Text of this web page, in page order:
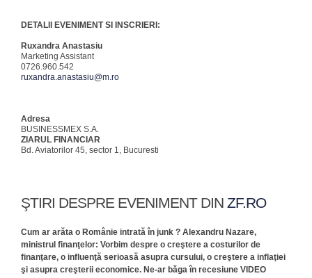
DETALII EVENIMENT SI INSCRIERI:
Ruxandra Anastasiu
Marketing Assistant
0726.960.542
ruxandra.anastasiu@m.ro
Adresa
BUSINESSMEX S.A.
ZIARUL FINANCIAR
Bd. Aviatorilor 45, sector 1, Bucuresti
ŞTIRI DESPRE EVENIMENT DIN ZF.RO
Cum ar arăta o Românie intrată în junk ? Alexandru Nazare,
ministrul finanţelor: Vorbim despre o creştere a costurilor de
finanţare, o influenţă serioasă asupra cursului, o creştere a inflaţiei
şi asupra creşterii economice. Ne-ar băga în recesiune VIDEO